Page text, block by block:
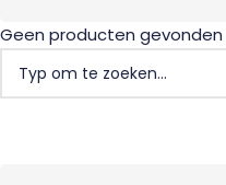
Geen producten